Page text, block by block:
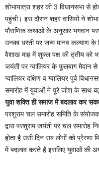
शोभायात्रा शहर की 3 विधानसभा से
पहुंची। इस दौरान शहर वासियों ने
पौराणिक कथाओं के अनुसार भगवान
उनका धरती पर जन्म मानव कल्याण के
वैशाख माह में शुक्ल पक्ष की तृतीय को
जयंती पर ग्वालियर के फूलबाग मैदान
ग्वालियर दक्षिण व ग्वालियर पूर्व
समारोह में युवाओं ने पूरे जोश के साथ
युवा शक्ति ही समाज में बदलाव कर
परशुराम चल समारोह समिति के
द्वारा परशुराम जयंती पर चल समारोह
होता है उसी दिन सब लोगों को प्रेरणा
में बदलाव करते हैं इसलिए युवाओं की